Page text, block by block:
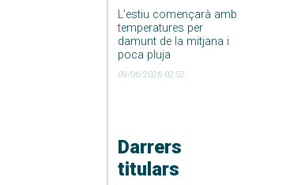
L’estiu començarà amb
temperatures per
damunt de la mitjana i
poca pluja
09/06/2026 02:52
Darrers
titulars